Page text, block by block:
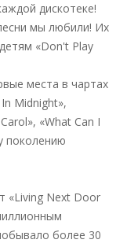
дискотеке!
мы любили! Их
«Don't Play
места в чартах
Midnight»,
«What Can I
поколению
«Living Next Door
более 30